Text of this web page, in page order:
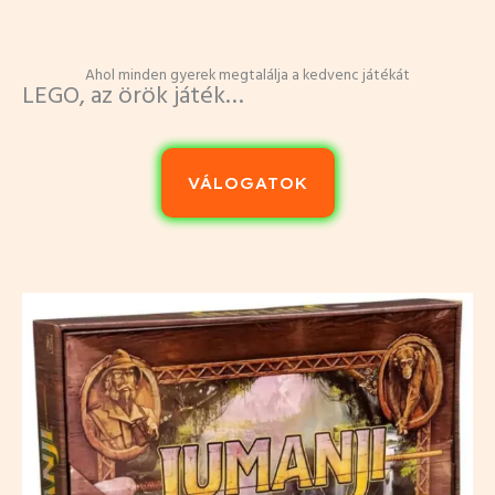
Ahol minden gyerek megtalálja a kedvenc játékát
LEGO, az örök játék…
VÁLOGATOK